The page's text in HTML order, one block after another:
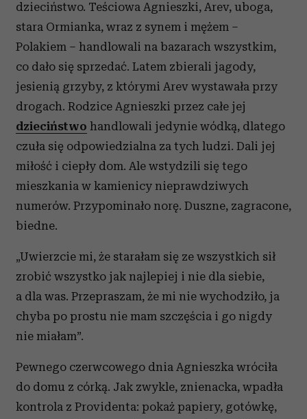
analizować ruch w naszej witrynie. Informacje o tym, jak
korzystasz z naszej witryny, udostępniamy partnerom
Partnerzy mogą połączyć te informacje z innymi danymi
otrzymanymi od Ciebie lub uzyskanymi podczas
korzystania z ich usług.
dzieciństwo. Teściowa Agnieszki, Arev, uboga,
stara Ormianka, wraz z synem i mężem –
Polakiem – handlowali na bazarach wszystkim,
co dało się sprzedać. Latem zbierali jagody,
jesienią grzyby, z którymi Arev wystawała przy
drogach. Rodzice Agnieszki przez całe jej
dzieciństwo handlowali jedynie wódką, dlatego
czuła się odpowiedzialna za tych ludzi. Dali jej
miłość i ciepły dom. Ale wstydzili się tego
mieszkania w kamienicy nieprawdziwych
numerów. Przypominało norę. Duszne, zagracone,
biedne.
„Uwierzcie mi, że starałam się ze wszystkich sił
zrobić wszystko jak najlepiej i nie dla siebie,
a dla was. Przepraszam, że mi nie wychodziło, ja
chyba po prostu nie mam szczęścia i go nigdy
nie miałam”.
Pewnego czerwcowego dnia Agnieszka wróciła
do domu z córką. Jak zwykle, znienacka, wpadła
kontrola z Providenta: pokaż papiery, gotówkę,